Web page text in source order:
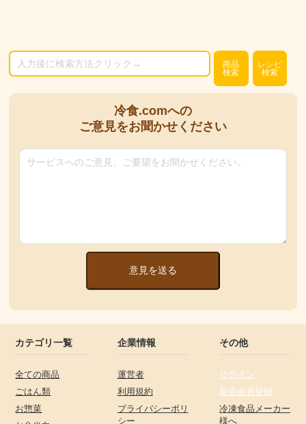
商品
検索
レシピ
検索
冷食.comへの
ご意見をお聞かせください
意見を送る
カテゴリ一覧
全ての商品
ごはん類
お惣菜
企業情報
運営者
利用規約
プライバシーポリ
シー
その他
ログイン
新規会員登録
冷凍食品メーカー
様へ